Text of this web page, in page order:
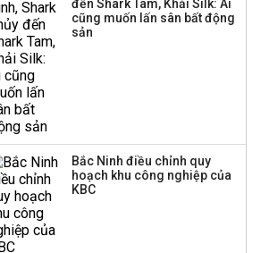
đến Shark Tam, Khải Silk: Ai
cũng muốn lấn sân bất động
sản
Bắc Ninh điều chỉnh quy
hoạch khu công nghiệp của
KBC